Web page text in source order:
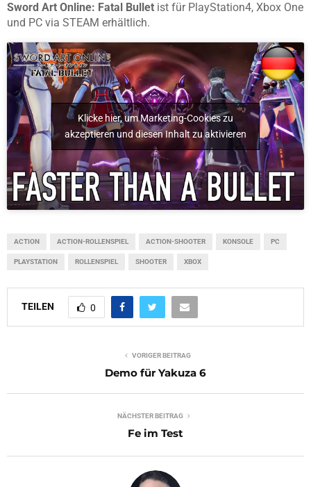
Sword Art Online: Fatal Bullet ist für PlayStation4, Xbox One
und PC via STEAM erhältlich.
Klicke hier, um Marketing-Cookies zu
akzeptieren und diesen Inhalt zu aktivieren
ACTION ACTION-ROLLENSPIEL ACTION-SHOOTER KONSOLE PC
PLAYSTATION ROLLENSPIEL SHOOTER XBOX
TEILEN 0
VORIGER BEITRAG
Demo für Yakuza 6
NÄCHSTER BEITRAG
Fe im Test